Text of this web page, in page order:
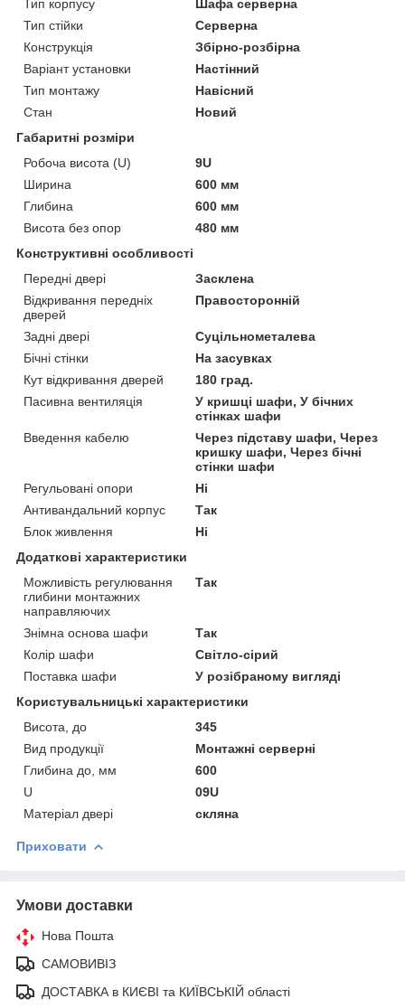
Тип корпусу
Шафа серверна
Тип стійки
Серверна
Конструкція
Збірно-розбірна
Варіант установки
Настінний
Тип монтажу
Навісний
Стан
Новий
Габаритні розміри
Робоча висота (U)
9U
Ширина
600 мм
Глибина
600 мм
Висота без опор
480 мм
Конструктивні особливості
Передні двері
Засклена
Відкривання передніх
дверей
Правосторонній
Задні двері
Суцільнометалева
Бічні стінки
На засувках
Кут відкривання дверей
180 град.
Пасивна вентиляція
У кришці шафи, У бічних
стінках шафи
Введення кабелю
Через підставу шафи, Через
кришку шафи, Через бічні
стінки шафи
Регульовані опори
Ні
Антивандальний корпус
Так
Блок живлення
Ні
Додаткові характеристики
Можливість регулювання
глибини монтажних
направляючих
Так
Знімна основа шафи
Так
Колір шафи
Світло-сірий
Поставка шафи
У розібраному вигляді
Користувальницькі характеристики
Висота, до
345
Вид продукції
Монтажні серверні
Глибина до, мм
600
U
09U
Матеріал двері
скляна
Приховати
Умови доставки
Нова Пошта
САМОВИВІЗ
ДОСТАВКА в КИЄВІ та КИЇВСЬКІЙ області